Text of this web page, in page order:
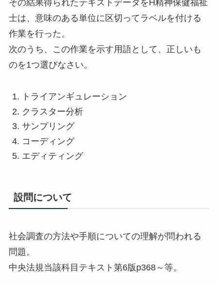
その結果得られたテキストデータをH精神保健福祉
士は、意味のある単位に区切ってラベルを付ける
作業を行った。
次のうち、この作業を示す用語として、正しいも
のを1つ選びなさい。
トライアンギュレーション
クラスター分析
サンプリング
コーディング
エディティング
設問について
社会調査の方法や手順についての理解が問われる
問題。
中央法規当該科目テキスト第6版p368～等。